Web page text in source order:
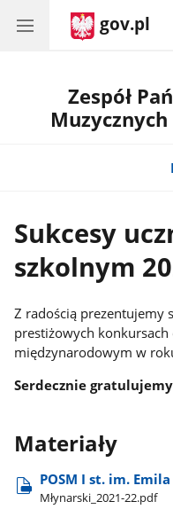
gov.pl
Zespół
Sukcesy
szkolnym
Z radością prezentujemy
prestiżowych
międzynarodowym w
Serdecznie
Materiały
POSM I st. im.
Młynarski​_2021-22.pdf